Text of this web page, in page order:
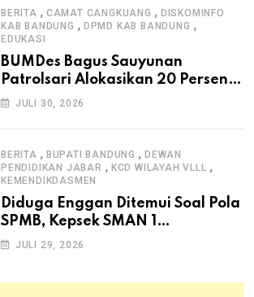
BERITA , CAMAT CANGKUANG , DISKOMINFO
KAB BANDUNG , DPMD KAB BANDUNG ,
EDUKASI
BUMDes Bagus Sauyunan
Patrolsari Alokasikan 20 Persen
Dana Desa untuk Ketahanan
JULI 30, 2026
BERITA , BUPATI BANDUNG ,DEWAN
PENDIDIKAN JABAR , KCD WILAYAH VLLL ,
KEMENDIKDASMEN
Diduga Enggan Ditemui Soal Pola
SPMB, Kepsek SMAN 1
Dayeuhkolot Dikeluhkan Orang
JULI 29, 2026